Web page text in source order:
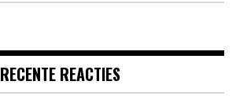
RECENTE REACTIES